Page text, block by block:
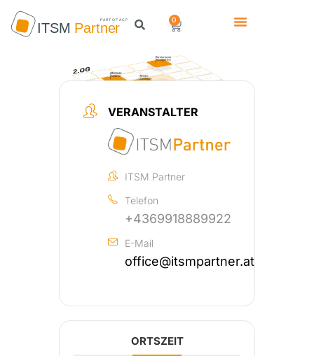
0
VERANSTALTER
ITSM Partner
Telefon
+4369918889922
E-Mail
office@itsmpartner.at
ORTSZEIT